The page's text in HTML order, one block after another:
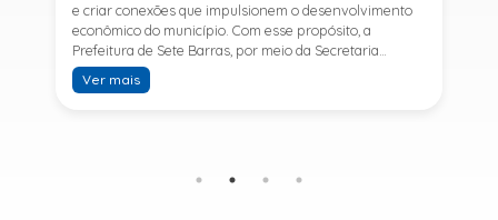
e criar conexões que impulsionem o desenvolvimento
econômico do município. Com esse propósito, a
Prefeitura de Sete Barras, por meio da Secretaria
Municipal de Turismo e Desenvolvimento Econômico,
promove na próxima terça-feira (11) a Rede de Negócios
Ver mais